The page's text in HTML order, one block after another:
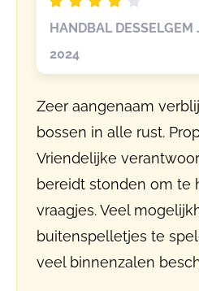
HANDBAL
2024
Zeer aangenaam
bossen in alle rust.
Vriendelijke
bereidt stonden om te
vraagjes. Veel
buitenspelletjes te
veel binnenzalen